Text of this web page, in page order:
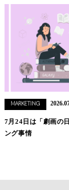
MARKETING
7月24日は「劇画の
ング事情